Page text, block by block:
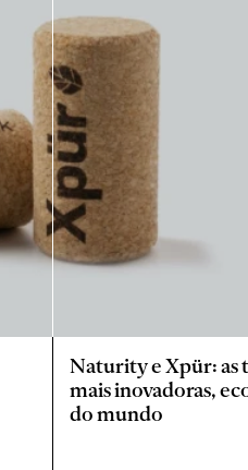
Naturity e Xpür: as
mais inovadoras,
do mundo